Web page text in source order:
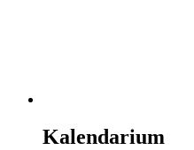
Kalendarium